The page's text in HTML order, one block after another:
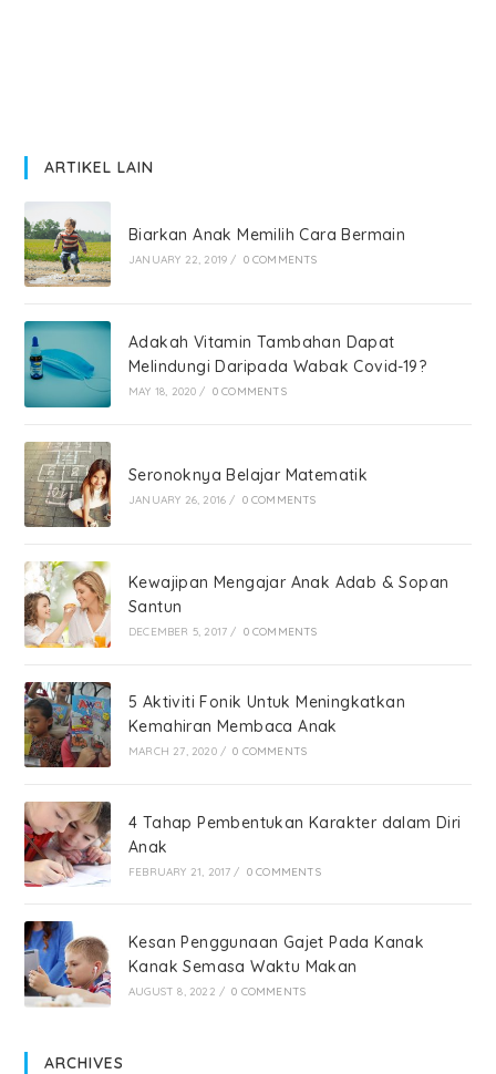
ARTIKEL LAIN
Biarkan Anak Memilih Cara Bermain
JANUARY 22, 2019 / 0 COMMENTS
Adakah Vitamin Tambahan Dapat
Melindungi Daripada Wabak Covid-19?
MAY 18, 2020 / 0 COMMENTS
Seronoknya Belajar Matematik
JANUARY 26, 2016 / 0 COMMENTS
Kewajipan Mengajar Anak Adab & Sopan
Santun
DECEMBER 5, 2017 / 0 COMMENTS
5 Aktiviti Fonik Untuk Meningkatkan
Kemahiran Membaca Anak
MARCH 27, 2020 / 0 COMMENTS
4 Tahap Pembentukan Karakter dalam Diri
Anak
FEBRUARY 21, 2017 / 0 COMMENTS
Kesan Penggunaan Gajet Pada Kanak
Kanak Semasa Waktu Makan
AUGUST 8, 2022 / 0 COMMENTS
ARCHIVES